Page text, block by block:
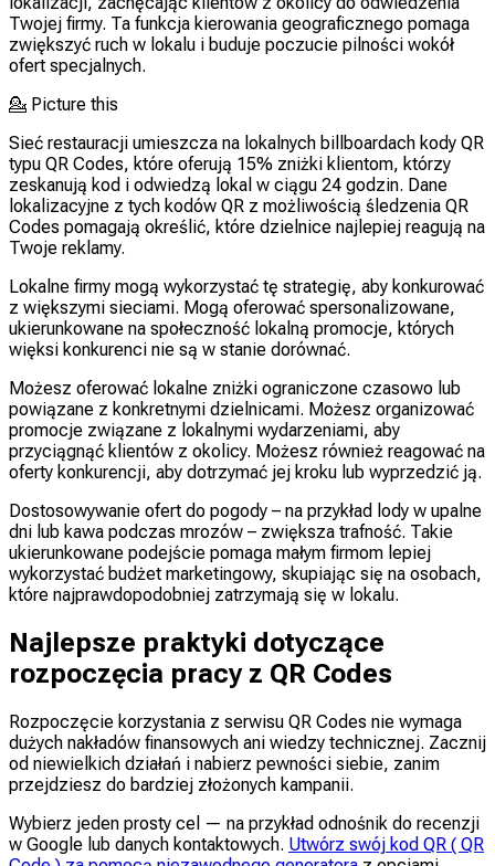
Twojej firmy. Ta funkcja kierowania geograficznego pomaga
zwiększyć ruch w lokalu i buduje poczucie pilności wokół
ofert specjalnych.
💁 Picture this
Sieć restauracji umieszcza na lokalnych billboardach kody QR
typu QR Codes, które oferują 15% zniżki klientom, którzy
zeskanują kod i odwiedzą lokal w ciągu 24 godzin. Dane
lokalizacyjne z tych kodów QR z możliwością śledzenia QR
Codes pomagają określić, które dzielnice najlepiej reagują na
Twoje reklamy.
Lokalne firmy mogą wykorzystać tę strategię, aby konkurować
z większymi sieciami. Mogą oferować spersonalizowane,
ukierunkowane na społeczność lokalną promocje, których
więksi konkurenci nie są w stanie dorównać.
Możesz oferować lokalne zniżki ograniczone czasowo lub
powiązane z konkretnymi dzielnicami. Możesz organizować
promocje związane z lokalnymi wydarzeniami, aby
przyciągnąć klientów z okolicy. Możesz również reagować na
oferty konkurencji, aby dotrzymać jej kroku lub wyprzedzić ją.
Dostosowywanie ofert do pogody – na przykład lody w upalne
dni lub kawa podczas mrozów – zwiększa trafność. Takie
ukierunkowane podejście pomaga małym firmom lepiej
wykorzystać budżet marketingowy, skupiając się na osobach,
które najprawdopodobniej zatrzymają się w lokalu.
Najlepsze praktyki dotyczące
rozpoczęcia pracy z QR Codes
Rozpoczęcie korzystania z serwisu QR Codes nie wymaga
dużych nakładów finansowych ani wiedzy technicznej. Zacznij
od niewielkich działań i nabierz pewności siebie, zanim
przejdziesz do bardziej złożonych kampanii.
Wybierz jeden prosty cel — na przykład odnośnik do recenzji
w Google lub danych kontaktowych. Utwórz swój kod QR ( QR